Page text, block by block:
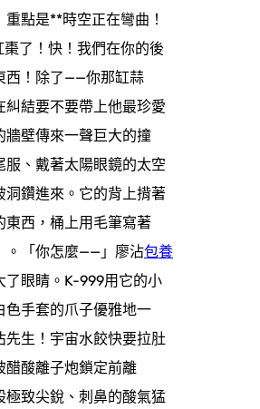
點是**時空正在彎曲！
了！快！我們在你的後
西！除了——你那缸蒜
糾結要不要帶上他最珍愛
牆壁傳來一聲巨大的撞
、戴著太陽眼鏡的太空
洞鑽進來。它的背上揹著
東西，桶上用毛筆寫著
。「你怎麼——」廖沾包養
了眼睛。K-999用它的小
色手套的爪子優雅地一
生！宇宙水餃快要拉肚
醋酸離子炮鎖定前離
極致尖銳、刺鼻的酸氣猛